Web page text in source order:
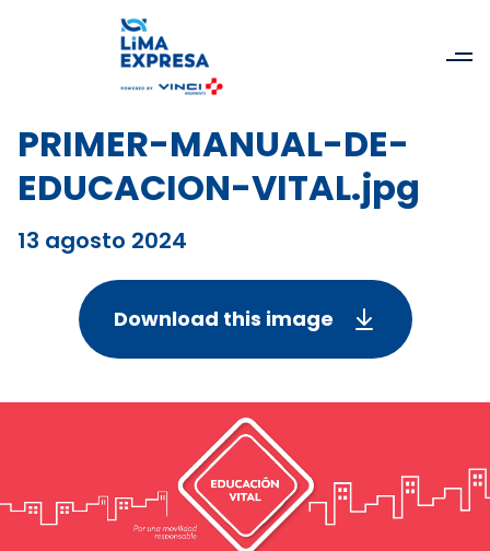
PRIMER-MANUAL-DE-
EDUCACION-VITAL.jpg
13 agosto 2024
Download this image